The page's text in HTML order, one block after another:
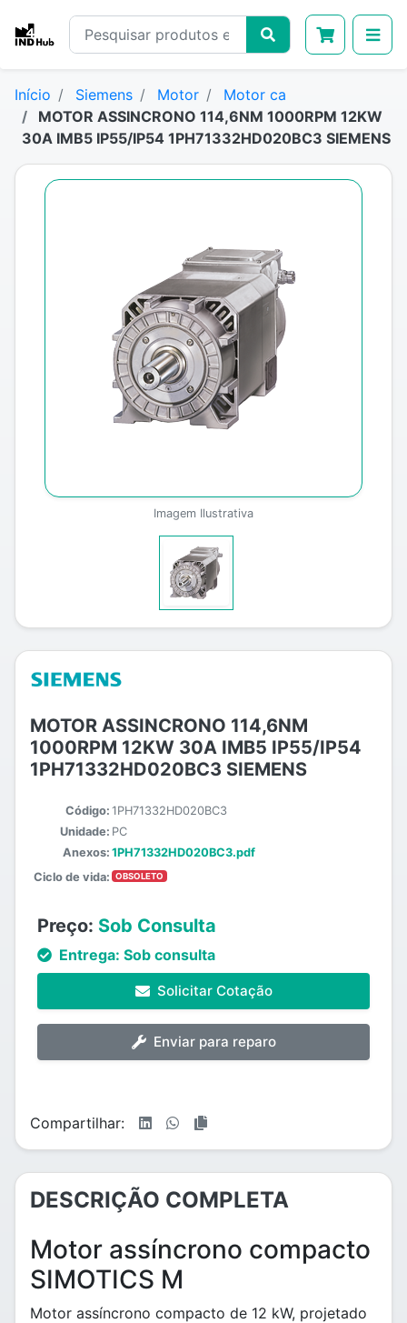
Início Siemens Motor
Motor ca
MOTOR ASSINCRONO 114,6NM 1000RPM 12KW
30A IMB5 IP55/IP54 1PH71332HD020BC3 SIEMENS
Imagem Ilustrativa
MOTOR ASSINCRONO 114,6NM
1000RPM 12KW 30A IMB5 IP55/IP54
1PH71332HD020BC3 SIEMENS
Código: 1PH71332HD020BC3
Unidade: PC
Anexos: 1PH71332HD020BC3.pdf
Ciclo de vida:
OBSOLETO
Preço: Sob Consulta
Entrega: Sob consulta
Solicitar Cotação
Enviar para reparo
Compartilhar:
DESCRIÇÃO COMPLETA
Motor assíncrono compacto
SIMOTICS M
Motor assíncrono compacto de 12 kW, projetado